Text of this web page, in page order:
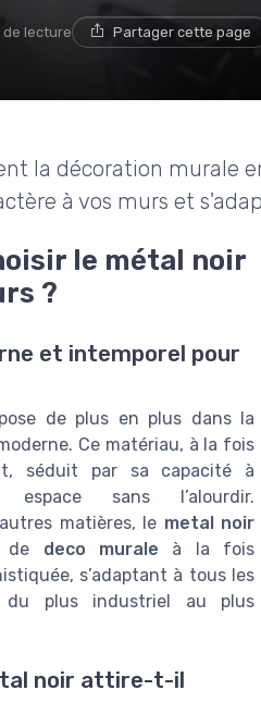
de lecture Partager cette page
la décoration murale
à vos murs et
le métal noir
?
et intemporel pour
de plus en plus dans la
Ce matériau, à la fois
séduit par sa capacité à
sans l’alourdir.
matières, le metal noir
de deco murale à la fois
s’adaptant à tous les
du plus industriel au plus
noir attire-t-il